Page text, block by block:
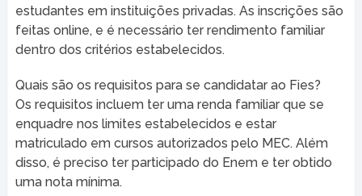
estudantes em instituições privadas. As inscrições são
feitas online, e é necessário ter rendimento familiar
dentro dos critérios estabelecidos.
Quais são os requisitos para se candidatar ao Fies?
Os requisitos incluem ter uma renda familiar que se
enquadre nos limites estabelecidos e estar
matriculado em cursos autorizados pelo MEC. Além
disso, é preciso ter participado do Enem e ter obtido
uma nota mínima.